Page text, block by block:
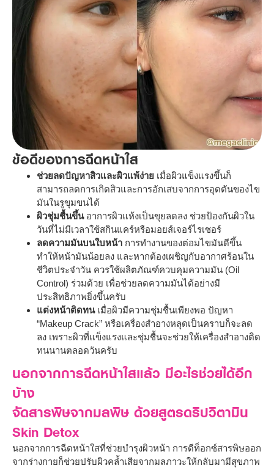
ข้อดีของการฉีดหน้าใส
ช่วยลดปัญหาสิวและผิวแพ้ง่าย เมื่อผิวแข็งแรงขึ้นก็
สามารถลดการเกิดสิวและการอักเสบจากการอุดตันของไข
มันในรูขุมขนได้
ผิวชุ่มชื้นขึ้นอาการผิวแห้งเป็นขุยลดลง ช่วยป้องกันผิวใน
วันที่ไม่มีเวลาใช้สกินแคร์หรือมอยส์เจอร์ไรเซอร์
ลดความมันบนใบหน้า การทำงานของต่อมไขมันดีขึ้น
ทำให้หน้ามันน้อยลง และหากต้องเผชิญกับอากาศร้อนใน
ชีวิตประจำวัน ควรใช้ผลิตภัณฑ์ควบคุมความมัน (Oil
Control) ร่วมด้วย เพื่อช่วยลดความมันได้อย่างมี
ประสิทธิภาพยิ่งขึ้นครับ
แต่งหน้าติดทนเมื่อผิวมีความชุ่มชื้นเพียงพอ ปัญหา
“Makeup Crack” หรือเครื่องสำอางหลุดเป็นคราบก็จะลด
ลง เพราะผิวที่แข็งแรงและชุ่มชื้นจะช่วยให้เครื่องสำอางติด
ทนนานตลอดวันครับ
นอกจากการฉีดหน้าใสแล้ว มีอะไรช่วยได้อีก
บ้าง
จัดสารพิษจากมลพิษ ด้วยสูตรดริปวิตามิน
Skin Detox
นอกจากการฉีดหน้าใสที่ช่วยบำรุงผิวหน้า การดีท็อกซ์สารพิษออก
จากร่างกายก็ช่วยปรับผิวคล้ำเสียจากมลภาวะให้กลับมามีสุขภาพ